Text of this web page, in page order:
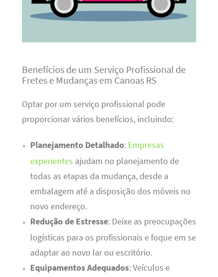
Benefícios de um Serviço Profissional de
Fretes e Mudanças em Canoas RS
Optar por um serviço profissional pode
proporcionar vários benefícios, incluindo:
Planejamento Detalhado: Empresas
experientes ajudam no planejamento de
todas as etapas da mudança, desde a
embalagem até a disposição dos móveis no
novo endereço.
Redução de Estresse: Deixe as preocupações
logísticas para os profissionais e foque em se
adaptar ao novo lar ou escritório.
Equipamentos Adequados: Veículos e